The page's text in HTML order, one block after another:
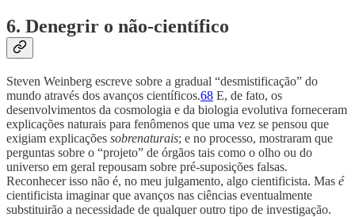
6. Denegrir o não-científico
Steven Weinberg escreve sobre a gradual “desmistificação” do
mundo através dos avanços científicos.68 E, de fato, os
desenvolvimentos da cosmologia e da biologia evolutiva forneceram
explicações naturais para fenômenos que uma vez se pensou que
exigiam explicações sobrenaturais; e no processo, mostraram que
perguntas sobre o “projeto” de órgãos tais como o olho ou do
universo em geral repousam sobre pré-suposições falsas.
Reconhecer isso não é, no meu julgamento, algo cientificista. Mas é
cientificista imaginar que avanços nas ciências eventualmente
substituirão a necessidade de qualquer outro tipo de investigação.